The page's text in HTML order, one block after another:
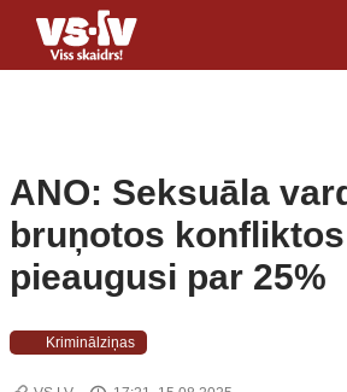
ANO: Seksuāla
bruņotos
pieaugusi par 25%
Kriminālziņas